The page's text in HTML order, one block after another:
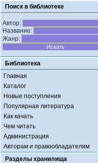
Поиск в библиотеке
Автор:
Название:
Жанр:
Библиотека
Главная
Каталог
Новые поступления
Популярная литература
Как качать
Чем читать
Администрация
Авторам и правообладателям
Разделы хранилища